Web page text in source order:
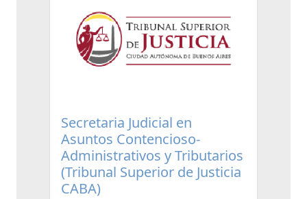
Secretaria Judicial en
Asuntos Contencioso-
Administrativos y Tributarios
(Tribunal Superior de Justicia
CABA)